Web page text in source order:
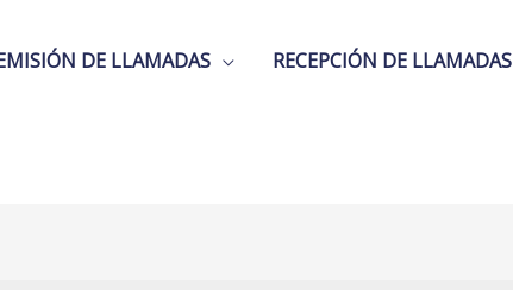
DE LLAMADAS RECEPCIÓN DE LLAMADAS